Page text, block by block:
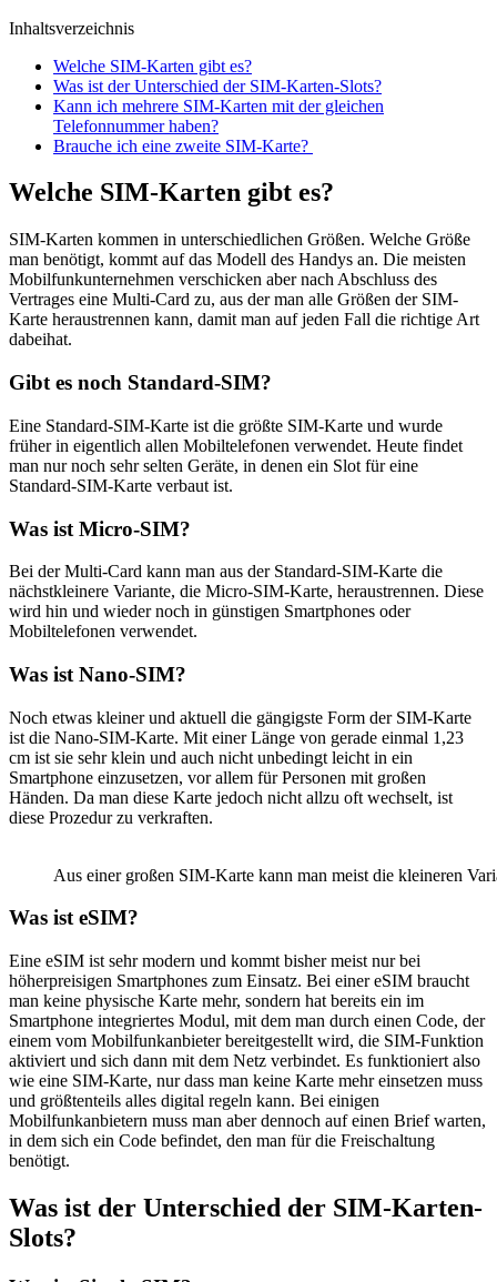
Inhaltsverzeichnis
Welche SIM-Karten gibt es?
Was ist der Unterschied der SIM-Karten-Slots?
Kann ich mehrere SIM-Karten mit der gleichen
Telefonnummer haben?
Brauche ich eine zweite SIM-Karte?
Welche SIM-Karten gibt es?
SIM-Karten kommen in unterschiedlichen Größen. Welche Größe
man benötigt, kommt auf das Modell des Handys an. Die meisten
Mobilfunkunternehmen verschicken aber nach Abschluss des
Vertrages eine Multi-Card zu, aus der man alle Größen der SIM-
Karte heraustrennen kann, damit man auf jeden Fall die richtige Art
dabeihat.
Gibt es noch Standard-SIM?
Eine Standard-SIM-Karte ist die größte SIM-Karte und wurde
früher in eigentlich allen Mobiltelefonen verwendet. Heute findet
man nur noch sehr selten Geräte, in denen ein Slot für eine
Standard-SIM-Karte verbaut ist.
Was ist Micro-SIM?
Bei der Multi-Card kann man aus der Standard-SIM-Karte die
nächstkleinere Variante, die Micro-SIM-Karte, heraustrennen. Diese
wird hin und wieder noch in günstigen Smartphones oder
Mobiltelefonen verwendet.
Was ist Nano-SIM?
Noch etwas kleiner und aktuell die gängigste Form der SIM-Karte
ist die Nano-SIM-Karte. Mit einer Länge von gerade einmal 1,23
cm ist sie sehr klein und auch nicht unbedingt leicht in ein
Smartphone einzusetzen, vor allem für Personen mit großen
Händen. Da man diese Karte jedoch nicht allzu oft wechselt, ist
diese Prozedur zu verkraften.
Aus einer großen SIM-Karte kann man meist die kleineren
Was ist eSIM?
Eine eSIM ist sehr modern und kommt bisher meist nur bei
höherpreisigen Smartphones zum Einsatz. Bei einer eSIM braucht
man keine physische Karte mehr, sondern hat bereits ein im
Smartphone integriertes Modul, mit dem man durch einen Code, der
einem vom Mobilfunkanbieter bereitgestellt wird, die SIM-Funktion
aktiviert und sich dann mit dem Netz verbindet. Es funktioniert also
wie eine SIM-Karte, nur dass man keine Karte mehr einsetzen muss
und größtenteils alles digital regeln kann. Bei einigen
Mobilfunkanbietern muss man aber dennoch auf einen Brief warten,
in dem sich ein Code befindet, den man für die Freischaltung
benötigt.
Was ist der Unterschied der SIM-Karten-
Slots?